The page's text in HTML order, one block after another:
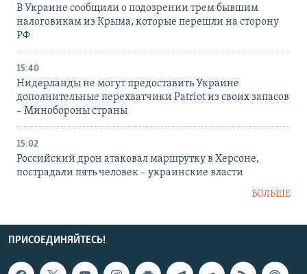
В Украине сообщили о подозрении трем бывшим
налоговикам из Крыма, которые перешли на сторону
РФ
15:40
Нидерланды не могут предоставить Украине
дополнительные перехватчики Patriot из своих запасов
– Минобороны страны
15:02
Российский дрон атаковал маршрутку в Херсоне,
пострадали пять человек – украинские власти
БОЛЬШЕ
ПРИСОЕДИНЯЙТЕСЬ!